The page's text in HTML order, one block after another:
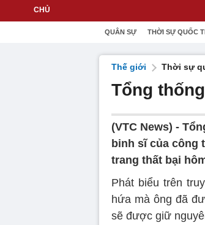
QUÂN SỰ THỜI SỰ QUỐC
Thế giới Thời sự
Tổng
(VTC News) -
binh sĩ của công
trang thất bại
Phát biểu trên
hứa mà ông đã
sẽ được giữ